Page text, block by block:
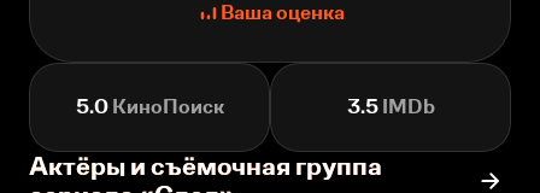
Ваша оценка
5.0КиноПоиск 3.5IMDb
Актёры и съёмочная группа